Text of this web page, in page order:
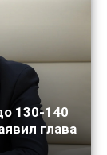
130-140
глава